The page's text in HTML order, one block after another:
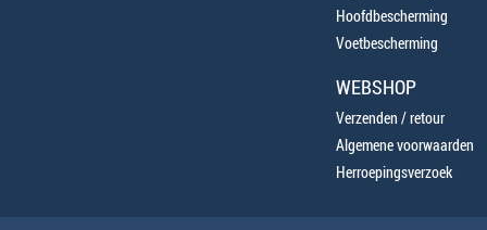
Hoofdbescherming
Voetbescherming
WEBSHOP
Verzenden / retour
Algemene voorwaarden
Herroepingsverzoek